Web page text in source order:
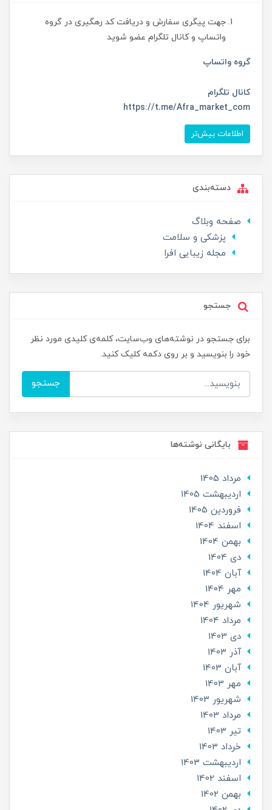
جهت پیگری سفارش و دریافت کد رهگیری در گروه
واتساپ و کانال تلگرام عضو شوید
گروه واتساپ
کانال تلگرام
https://t.me/Afra_market_com
اطلاعات بیش‌تر
دسته‌بندی
صفحه وبلاگ
پزشکی و سلامت
مجله زیبایی افرا
جستجو
برای جستجو در نوشته‌های وب‌سایت، کلمه‌ی کلیدی مورد نظر
خود را بنویسید و بر روی دکمه کلیک کنید.
جستجو
بایگانی نوشته‌ها
مرداد 1405
ارديبهشت 1405
فروردین 1405
اسفند 1404
بهمن 1404
دی 1404
آبان 1404
مهر 1404
شهریور 1404
مرداد 1404
دی 1403
آذر 1403
آبان 1403
مهر 1403
شهریور 1403
مرداد 1403
تير 1403
خرداد 1403
ارديبهشت 1403
اسفند 1402
بهمن 1402